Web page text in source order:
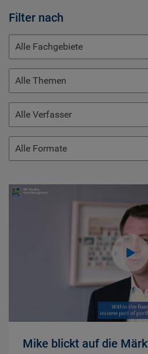
Filter nach
Alle Fachgebiete
Alle Themen
Alle Verfasser
Alle Formate
Mike blickt auf die